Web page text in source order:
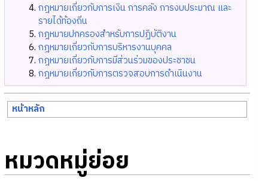
กฎหมายเกี่ยวกับการเงิน การคลัง การงบประมาณ และ
รายได้ท้องถิ่น
กฎหมายปกครองสำหรับการปฏิบัติงาน
กฎหมายเกี่ยวกับการบริหารงานบุคคล
กฎหมายเกี่ยวกับการมีส่วนร่วมของประชาชน
กฎหมายเกี่ยวกับการตรวจสอบการดำเนินงาน
หน้าหลัก
หมวดหมู่ย่อย